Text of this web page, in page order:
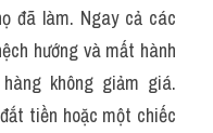
đã làm. Ngay cả các
hướng và mất hành
không giảm giá.
tiền hoặc một chiếc